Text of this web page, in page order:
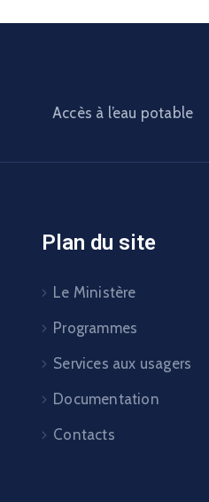
Accès à l’eau potable
Plan du site
Le Ministère
Programmes
Services aux usagers
Documentation
Contacts